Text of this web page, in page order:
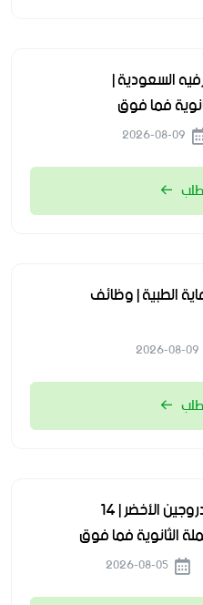
السعودية |
فما فوق
الطبية | وظائف
شركة نيوم للهيدروجين الأخضر | 14
الثانوية فما فوق